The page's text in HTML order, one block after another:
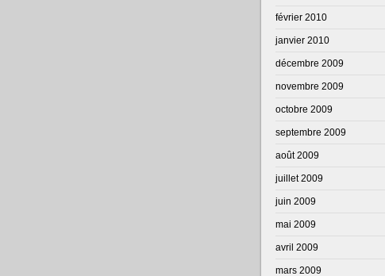
février 2010
janvier 2010
décembre 2009
novembre 2009
octobre 2009
septembre 2009
août 2009
juillet 2009
juin 2009
mai 2009
avril 2009
mars 2009